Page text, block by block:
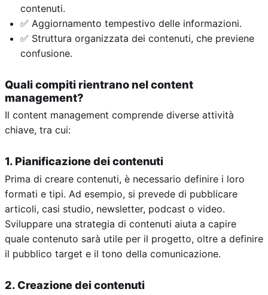
contenuti.
✅ Aggiornamento tempestivo delle informazioni.
✅ Struttura organizzata dei contenuti, che previene
confusione.
Quali compiti rientrano nel content
management?
Il content management comprende diverse attività
chiave, tra cui:
1. Pianificazione dei contenuti
Prima di creare contenuti, è necessario definire i loro
formati e tipi. Ad esempio, si prevede di pubblicare
articoli, casi studio, newsletter, podcast o video.
Sviluppare una strategia di contenuti aiuta a capire
quale contenuto sarà utile per il progetto, oltre a definire
il pubblico target e il tono della comunicazione.
2. Creazione dei contenuti